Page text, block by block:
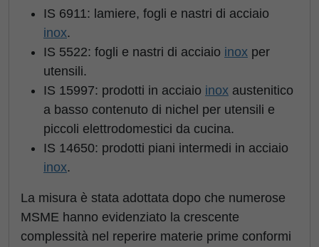
IS 6911: lamiere, fogli e nastri di acciaio
inox.
IS 5522: fogli e nastri di acciaio inox per
utensili.
IS 15997: prodotti in acciaio inox austenitico
a basso contenuto di nichel per utensili e
piccoli elettrodomestici da cucina.
IS 14650: prodotti piani intermedi in acciaio
inox.
La misura è stata adottata dopo che numerose
MSME hanno evidenziato la crescente
complessità nel reperire materie prime conformi